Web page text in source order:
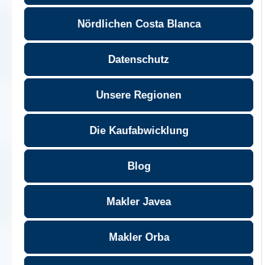
Nördlichen Costa Blanca
Datenschutz
Unsere Regionen
Die Kaufabwicklung
Blog
Makler Javea
Makler Orba